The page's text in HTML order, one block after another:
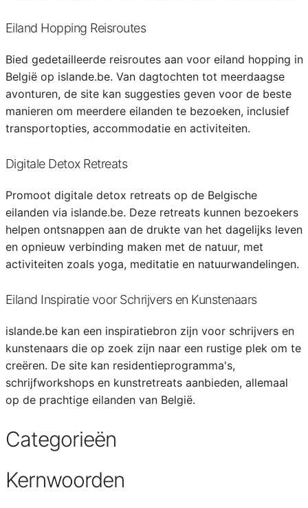
Eiland Hopping Reisroutes
Bied gedetailleerde reisroutes aan voor eiland hopping in
België op islande.be. Van dagtochten tot meerdaagse
avonturen, de site kan suggesties geven voor de beste
manieren om meerdere eilanden te bezoeken, inclusief
transportopties, accommodatie en activiteiten.
Digitale Detox Retreats
Promoot digitale detox retreats op de Belgische
eilanden via islande.be. Deze retreats kunnen bezoekers
helpen ontsnappen aan de drukte van het dagelijks leven
en opnieuw verbinding maken met de natuur, met
activiteiten zoals yoga, meditatie en natuurwandelingen.
Eiland Inspiratie voor Schrijvers en Kunstenaars
islande.be kan een inspiratiebron zijn voor schrijvers en
kunstenaars die op zoek zijn naar een rustige plek om te
creëren. De site kan residentieprogramma's,
schrijfworkshops en kunstretreats aanbieden, allemaal
op de prachtige eilanden van België.
Categorieën
Kernwoorden